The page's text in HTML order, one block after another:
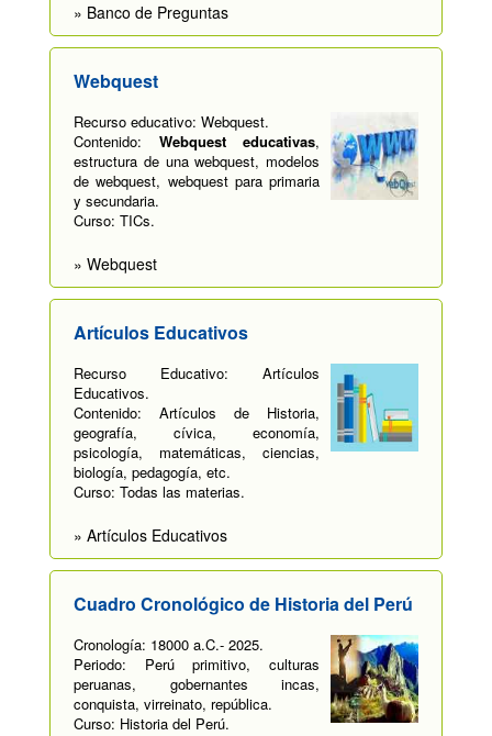
» Banco de Preguntas
Webquest
Recurso educativo: Webquest.
Contenido: Webquest educativas,
estructura de una webquest, modelos
de webquest, webquest para primaria
y secundaria.
Curso: TICs.
» Webquest
Artículos Educativos
Recurso Educativo: Artículos
Educativos.
Contenido: Artículos de Historia,
geografía, cívica, economía,
psicología, matemáticas, ciencias,
biología, pedagogía, etc.
Curso: Todas las materias.
» Artículos Educativos
Cuadro Cronológico de Historia del Perú
Cronología: 18000 a.C.- 2025.
Periodo: Perú primitivo, culturas
peruanas, gobernantes incas,
conquista, virreinato, república.
Curso: Historia del Perú.